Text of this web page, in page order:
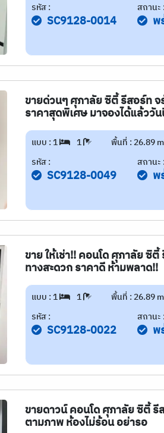
รหัส :
SC9128-0014
สถานะ :
พ
ขายด่วนๆ ศุภาลัย ซิตี้ รีสอร์ท
ราคาสุดพิเศษ มาจองได้แล้ววั
แบบ : 1 1 พื้นที่ : 26.89 m
รหัส :
SC9128-0049
สถานะ :
พ
ขาย ให้เช่า!! คอนโด ศุภาลัย ซิ
ทางสะดวก ราคาดี ห้ามพลาด!!
แบบ : 1 1 พื้นที่ : 26.89 m
รหัส :
SC9128-0022
สถานะ :
พ
ขายดาวน์ คอนโด ศุภาลัย ซิตี้
ตามภาพ ห้องไม่ร้อน อย่ารอ